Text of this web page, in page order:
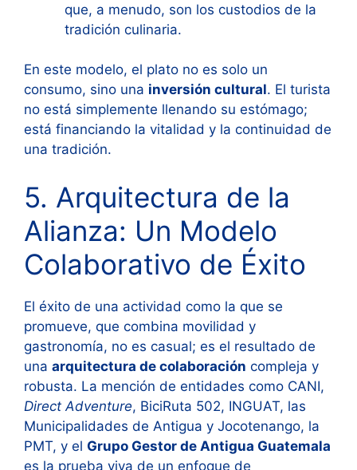
que, a menudo, son los custodios de la
tradición culinaria.
En este modelo, el plato no es solo un
consumo, sino una inversión cultural. El turista
no está simplemente llenando su estómago;
está financiando la vitalidad y la continuidad de
una tradición.
5. Arquitectura de la
Alianza: Un Modelo
Colaborativo de Éxito
El éxito de una actividad como la que se
promueve, que combina movilidad y
gastronomía, no es casual; es el resultado de
una arquitectura de colaboración compleja y
robusta. La mención de entidades como CANI,
Direct Adventure, BiciRuta 502, INGUAT, las
Municipalidades de Antigua y Jocotenango, la
PMT, y el Grupo Gestor de Antigua Guatemala
es la prueba viva de un enfoque de